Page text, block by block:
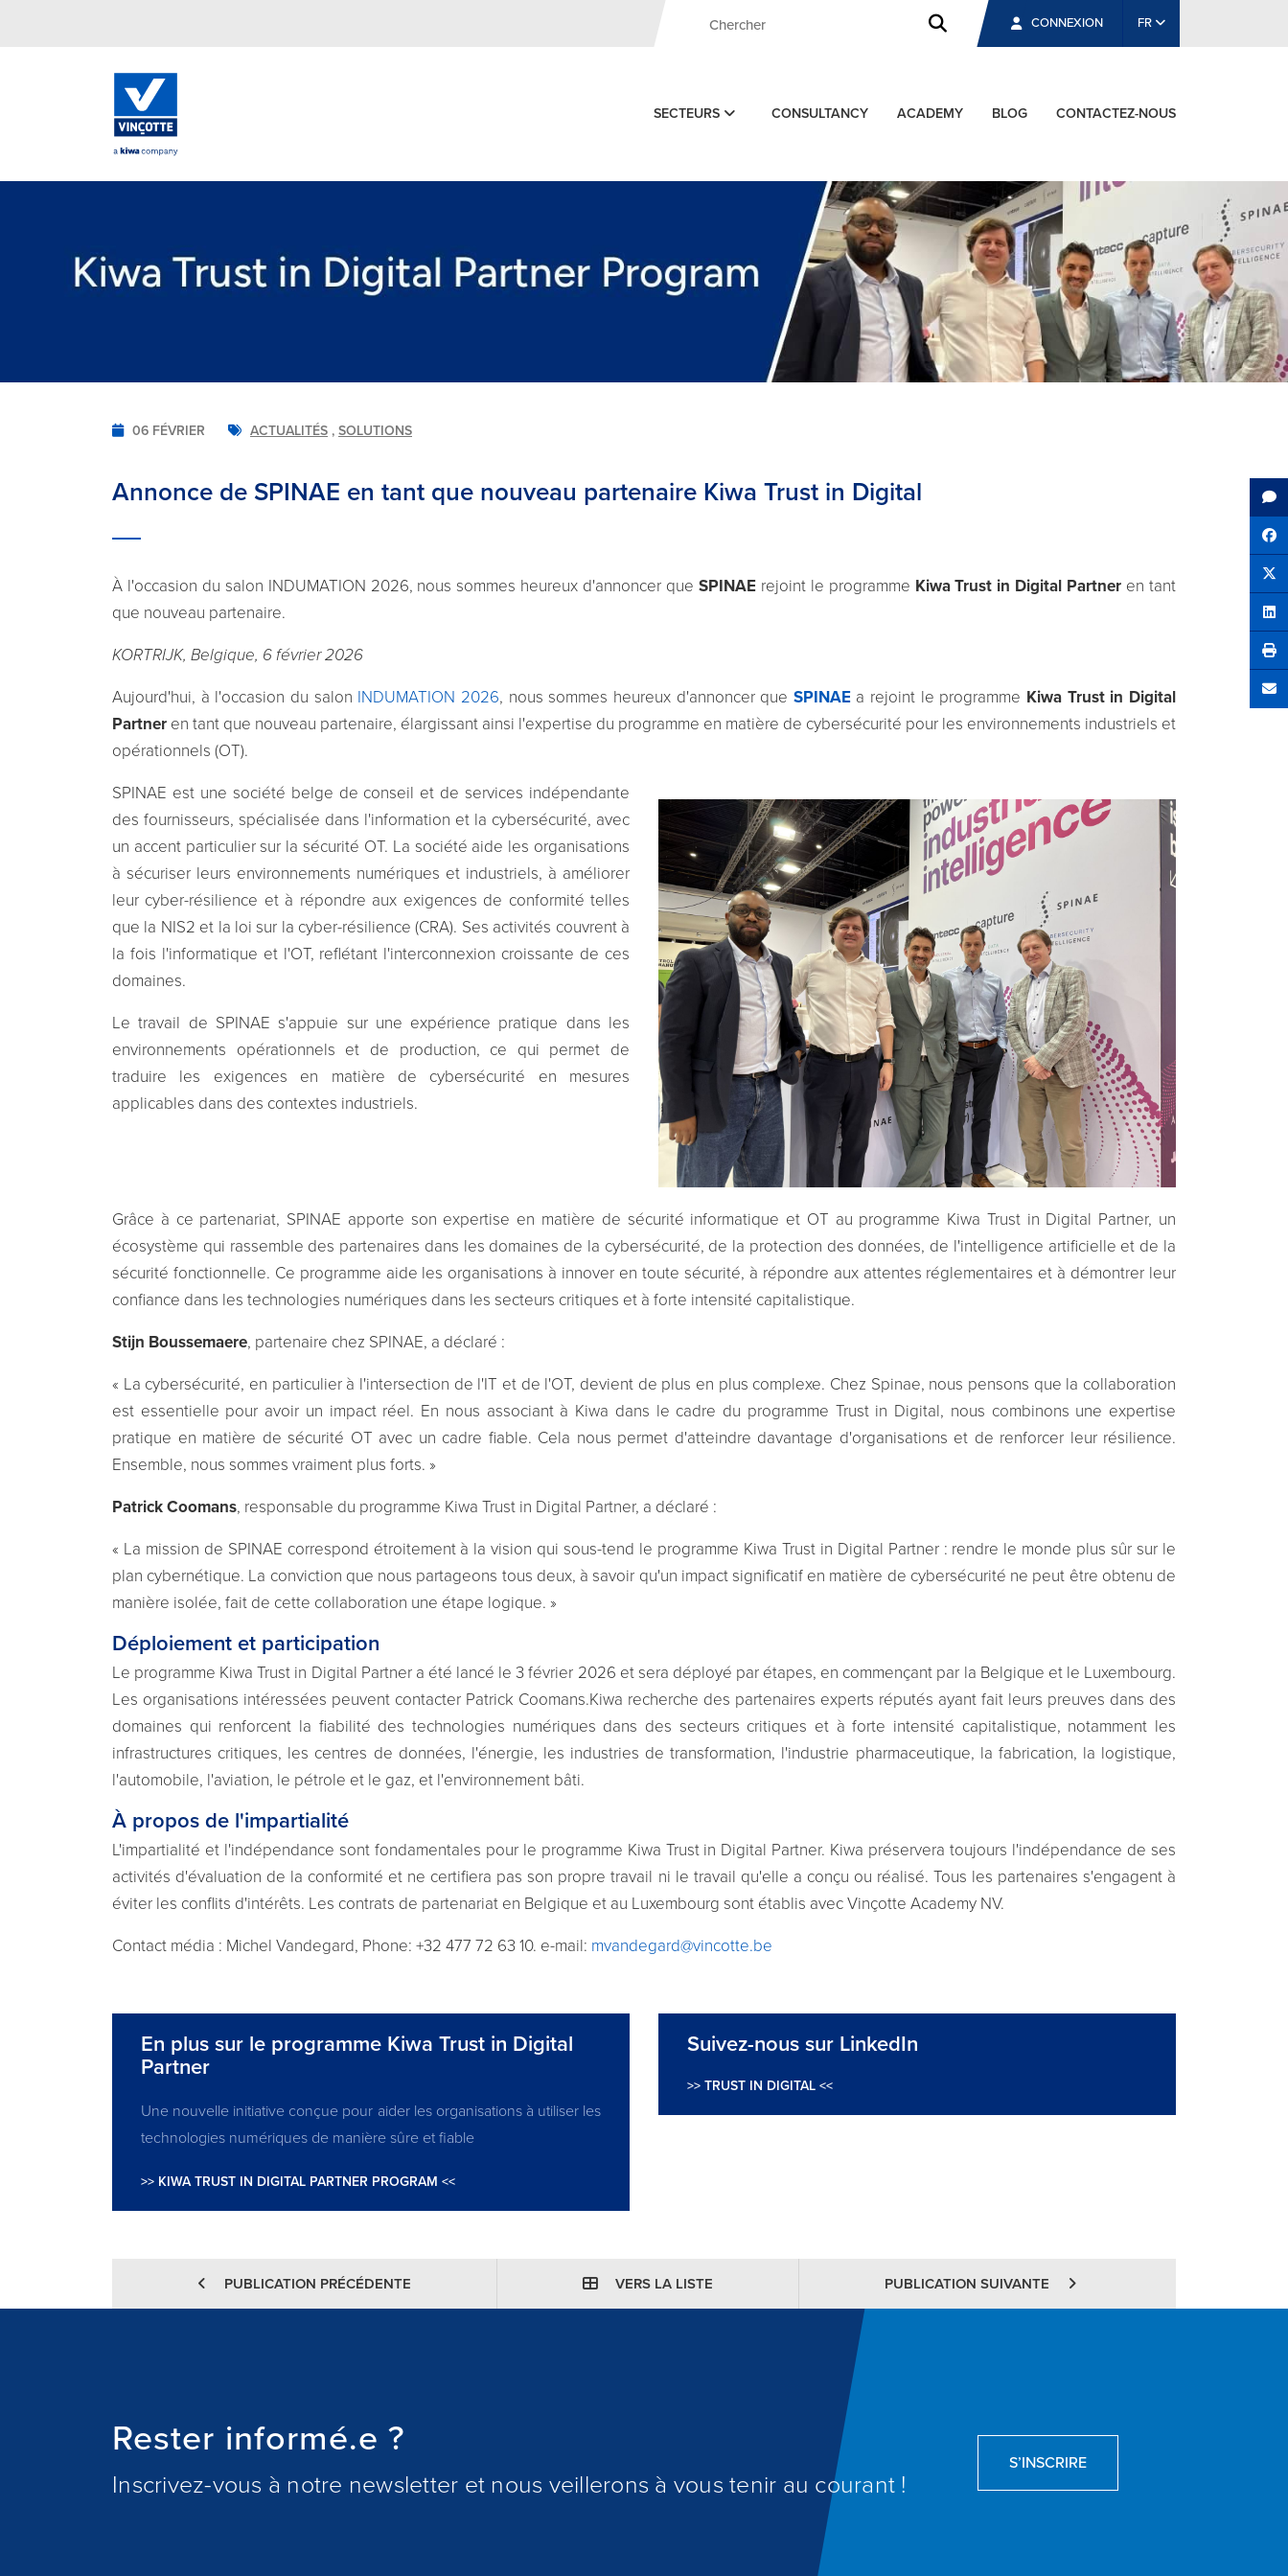
CONNEXION FR
SECTEURS CONSULTANCY ACADEMY BLOG CONTACTEZ-NOUS
06 FÉVRIER ACTUALITÉS , SOLUTIONS
Annonce de SPINAE en tant que nouveau partenaire Kiwa Trust in Digital
À l'occasion du salon INDUMATION 2026, nous sommes heureux d'annoncer que SPINAErejoint le programme Kiwa Trust in Digital Partner en tant
que nouveau partenaire.
KORTRIJK, Belgique, 6 février 2026
Aujourd'hui, à l'occasion du salon INDUMATION 2026, nous sommes heureux d'annoncer que SPINAEa rejoint le programme Kiwa Trust in Digital
Partner en tant que nouveau partenaire, élargissant ainsi l'expertise du programme en matière de cybersécurité pour les environnements industriels et
opérationnels (OT).
SPINAE est une société belge de conseil et de services indépendante
des fournisseurs, spécialisée dans l'information et la cybersécurité, avec
un accent particulier sur la sécurité OT. La société aide les organisations
à sécuriser leurs environnements numériques et industriels, à améliorer
leur cyber-résilience et à répondre aux exigences de conformité telles
que la NIS2 et la loi sur la cyber-résilience (CRA). Ses activités couvrent à
la fois l'informatique et l'OT, reflétant l'interconnexion croissante de ces
domaines.
Le travail de SPINAE s'appuie sur une expérience pratique dans les
environnements opérationnels et de production, ce qui permet de
traduire les exigences en matière de cybersécurité en mesures
applicables dans des contextes industriels.
Grâce à ce partenariat, SPINAE apporte son expertise en matière de sécurité informatique et OT au programme Kiwa Trust in Digital Partner, un
écosystème qui rassemble des partenaires dans les domaines de la cybersécurité, de la protection des données, de l'intelligence artificielle et de la
sécurité fonctionnelle. Ce programme aide les organisations à innover en toute sécurité, à répondre aux attentes réglementaires et à démontrer leur
confiance dans les technologies numériques dans les secteurs critiques et à forte intensité capitalistique.
Stijn Boussemaere, partenaire chez SPINAE, a déclaré :
« La cybersécurité, en particulier à l'intersection de l'IT et de l'OT, devient de plus en plus complexe. Chez Spinae, nous pensons que la collaboration
est essentielle pour avoir un impact réel. En nous associant à Kiwa dans le cadre du programme Trust in Digital, nous combinons une expertise
pratique en matière de sécurité OT avec un cadre fiable. Cela nous permet d'atteindre davantage d'organisations et de renforcer leur résilience.
Ensemble, nous sommes vraiment plus forts. »
Patrick Coomans, responsable du programme Kiwa Trust in Digital Partner, a déclaré :
« La mission de SPINAE correspond étroitement à la vision qui sous-tend le programme Kiwa Trust in Digital Partner : rendre le monde plus sûr sur le
plan cybernétique. La conviction que nous partageons tous deux, à savoir qu'un impact significatif en matière de cybersécurité ne peut être obtenu de
manière isolée, fait de cette collaboration une étape logique. »
Déploiement et participation
Le programme Kiwa Trust in Digital Partner a été lancé le 3 février 2026 et sera déployé par étapes, en commençant par la Belgique et le Luxembourg.
Les organisations intéressées peuvent contacter Patrick Coomans.Kiwa recherche des partenaires experts réputés ayant fait leurs preuves dans des
domaines qui renforcent la fiabilité des technologies numériques dans des secteurs critiques et à forte intensité capitalistique, notamment les
infrastructures critiques, les centres de données, l'énergie, les industries de transformation, l'industrie pharmaceutique, la fabrication, la logistique,
l'automobile, l'aviation, le pétrole et le gaz, et l'environnement bâti.
À propos de l'impartialité
L'impartialité et l'indépendance sont fondamentales pour le programme Kiwa Trust in Digital Partner. Kiwa préservera toujours l'indépendance de ses
activités d'évaluation de la conformité et ne certifiera pas son propre travail ni le travail qu'elle a conçu ou réalisé. Tous les partenaires s'engagent à
éviter les conflits d'intérêts. Les contrats de partenariat en Belgique et au Luxembourg sont établis avec Vinçotte Academy NV.
Contact média : Michel Vandegard, Phone: +32 477 72 63 10. e-mail: mvandegard@vincotte.be
En plus sur le programme Kiwa Trust in Digital
Partner
Une nouvelle initiative conçue pour aider les organisations à utiliser les
technologies numériques de manière sûre et fiable
>> KIWA TRUST IN DIGITAL PARTNER PROGRAM <<
Suivez-nous sur LinkedIn
>> TRUST IN DIGITAL <<
PUBLICATION PRÉCÉDENTE VERS LA LISTE PUBLICATION SUIVANTE
Rester informé.e ?
Inscrivez-vous à notre newsletter et nous veillerons à vous tenir au courant !
S’INSCRIRE